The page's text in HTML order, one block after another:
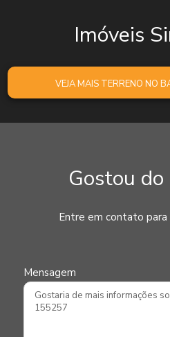
Imóveis
VEJA MAIS TERRENO NO
Gostou
Entre em contato para
Mensagem